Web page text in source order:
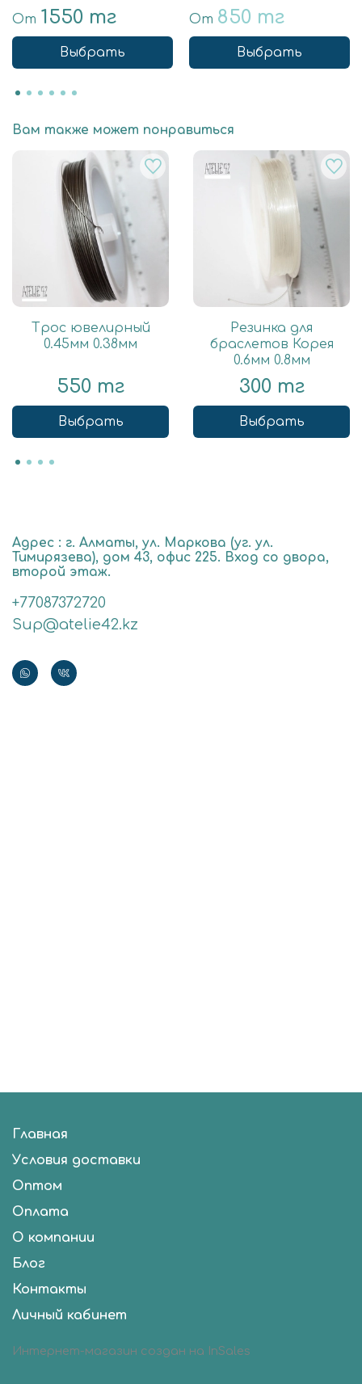
От 1550 тг
Выбрать
От 850 тг
Выбрать
Вам также может понравиться
Трос ювелирный
0.45мм 0.38мм
550 тг
Выбрать
Резинка для
браслетов Корея
0.6мм 0.8мм
300 тг
Выбрать
Адрес : г. Алматы, ул. Маркова (уг. ул.
Тимирязева), дом 43, офис 225. Вход со двора,
второй этаж.
+77087372720
Sup@atelie42.kz
Главная
Условия доставки
Оптом
Оплата
О компании
Блог
Контакты
Личный кабинет
Интернет-магазин создан на InSales